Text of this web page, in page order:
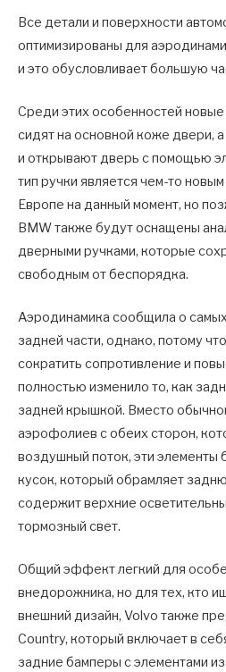
Все детали и поверхности
оптимизированы для
и это обусловливает большую
Среди этих особенностей
сидят на основной коже двери,
и открывают дверь с помощью
тип ручки является чем-то
Европе на данный момент, но
BMW также будут оснащены
дверными ручками, которые
свободным от беспорядка.
Аэродинамика сообщила о
задней части, однако, потому
сократить сопротивление и
полностью изменило то, как
задней крышкой. Вместо
аэрофолиев с обеих сторон,
воздушный поток, эти
кусок, который обрамляет
содержит верхние
тормозный свет.
Общий эффект легкий для
внедорожника, но для тех, кто
внешний дизайн, Volvo также
Country, который включает в
задние бамперы с элементами